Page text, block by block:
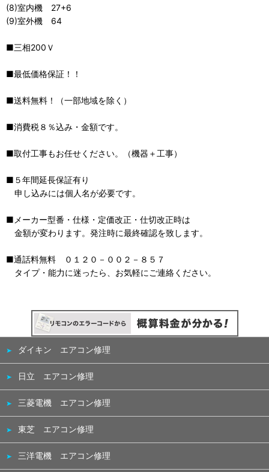
(8)室内機 27+6
(9)室外機 64
■三相200Ｖ
■最低価格保証！！
■送料無料！（一部地域を除く）
■消費税８％込み・金額です。
■取付工事もお任せください。（機器＋工事）
■５年間延長保証有り
申し込みには個人名が必要です。
■メーカー型番・仕様・定価改正・仕切改正時は
金額が変わります。発注時に最終確認を致します。
■通話料無料 ０１２０－００２－８５７
タイプ・能力に迷ったら、お気軽にご連絡ください。
ダイキン エアコン修理
日立 エアコン修理
三菱電機 エアコン修理
東芝 エアコン修理
三洋電機 エアコン修理